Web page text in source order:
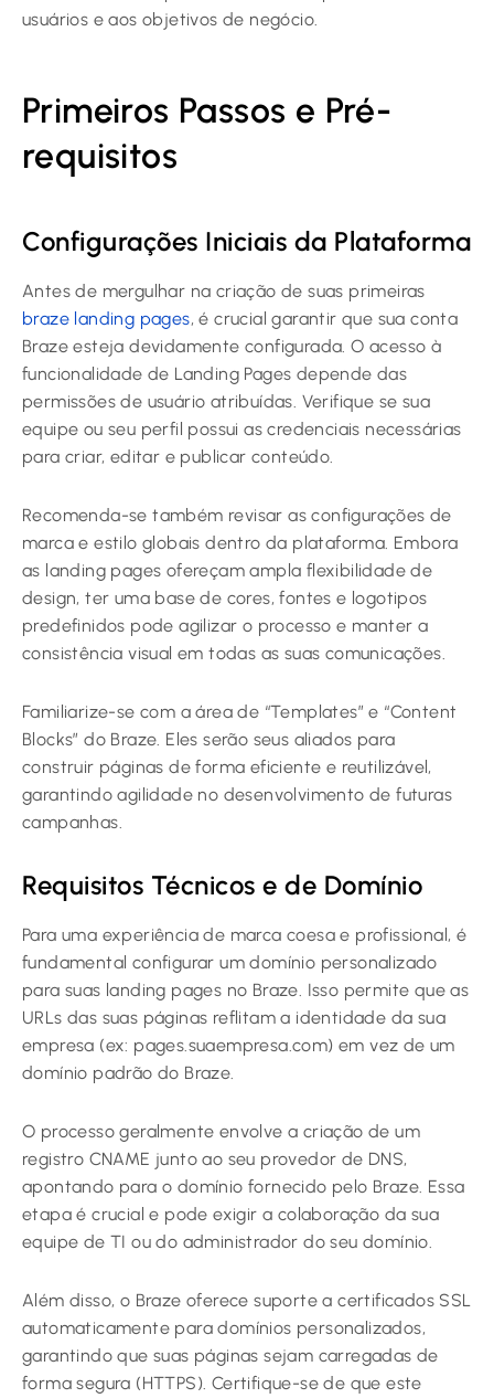
usuários e aos objetivos de negócio.
Primeiros Passos e Pré-
requisitos
Configurações Iniciais da Plataforma
Antes de mergulhar na criação de suas primeiras
braze landing pages, é crucial garantir que sua conta
Braze esteja devidamente configurada. O acesso à
funcionalidade de Landing Pages depende das
permissões de usuário atribuídas. Verifique se sua
equipe ou seu perfil possui as credenciais necessárias
para criar, editar e publicar conteúdo.
Recomenda-se também revisar as configurações de
marca e estilo globais dentro da plataforma. Embora
as landing pages ofereçam ampla flexibilidade de
design, ter uma base de cores, fontes e logotipos
predefinidos pode agilizar o processo e manter a
consistência visual em todas as suas comunicações.
Familiarize-se com a área de “Templates” e “Content
Blocks” do Braze. Eles serão seus aliados para
construir páginas de forma eficiente e reutilizável,
garantindo agilidade no desenvolvimento de futuras
campanhas.
Requisitos Técnicos e de Domínio
Para uma experiência de marca coesa e profissional, é
fundamental configurar um domínio personalizado
para suas landing pages no Braze. Isso permite que as
URLs das suas páginas reflitam a identidade da sua
empresa (ex: pages.suaempresa.com) em vez de um
domínio padrão do Braze.
O processo geralmente envolve a criação de um
registro CNAME junto ao seu provedor de DNS,
apontando para o domínio fornecido pelo Braze. Essa
etapa é crucial e pode exigir a colaboração da sua
equipe de TI ou do administrador do seu domínio.
Além disso, o Braze oferece suporte a certificados SSL
automaticamente para domínios personalizados,
garantindo que suas páginas sejam carregadas de
forma segura (HTTPS). Certifique-se de que este